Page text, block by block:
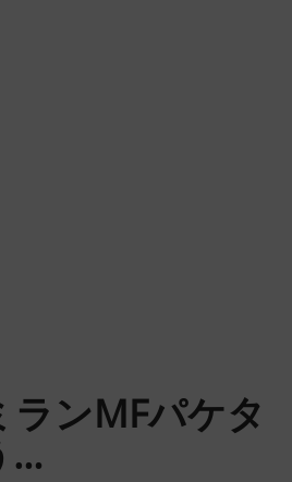
ランMFパケタ
…